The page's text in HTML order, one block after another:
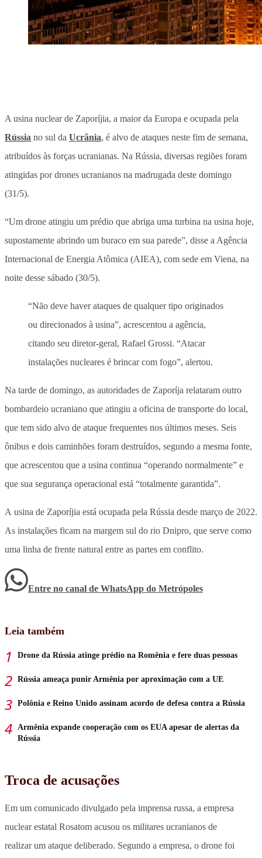
A usina nuclear de Zaporíjia, a maior da Europa e ocupada pela
Rússia no sul da Ucrânia, é alvo de ataques neste fim de semana,
atribuídos às forças ucranianas. Na Rússia, diversas regiões foram
atingidas por drones ucranianos na madrugada deste domingo
(31/5).
“Um drone atingiu um prédio que abriga uma turbina na usina hoje,
supostamente abrindo um buraco em sua parede”, disse a Agência
Internacional de Energia Atômica (AIEA), com sede em Viena, na
noite desse sábado (30/5).
“Não deve haver ataques de qualquer tipo originados
ou direcionados à usina”, acrescentou a agência,
citando seu diretor-geral, Rafael Grossi. “Atacar
instalações nucleares é brincar com fogo”, alertou.
Na tarde de domingo, as autoridades de Zaporíja relataram outro
bombardeio ucraniano que atingiu a oficina de transporte do local,
que tem sido alvo de ataque frequentes nos últimos meses. Seis
ônibus e dois caminhões foram destruídos, segundo a mesma fonte,
que acrescentou que a usina continua “operando normalmente” e
que sua segurança operacional está “totalmente garantida”.
A usina de Zaporíjia está ocupada pela Rússia desde março de 2022.
As instalações ficam na margem sul do rio Dnipro, que serve como
uma linha de frente natural entre as partes em conflito.
Entre no canal de WhatsApp do Metrópoles
Leia também
Drone da Rússia atinge prédio na Romênia e fere duas pessoas
Rússia ameaça punir Armênia por aproximação com a UE
Polônia e Reino Unido assinam acordo de defesa contra a Rússia
Armênia expande cooperação com os EUA apesar de alertas da
Rússia
Troca de acusações
Em um comunicado divulgado pela imprensa russa, a empresa
nuclear estatal Rosatom acusou os militares ucranianos de
realizar um ataque deliberado. Segundo a empresa, o drone foi